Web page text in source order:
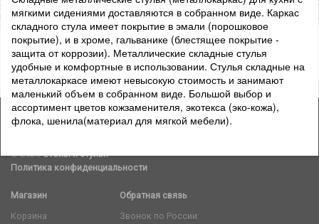
мягкими сидениями доставляются в собранном виде. Каркас
складного стула имеет покрытие в эмали (порошковое
покрытие), и в хроме, гальванике (блестящее покрытие -
защита от коррозии). Металлические складные стулья
удобные и комфортные в использовании. Стулья складные на
металлокаркасе имеют невысокую стоимость и занимают
маленький объем в собранном виде. Большой выбор и
ассортимент цветов кожзаменителя, экотекса (эко-кожа),
флока, шенила(материал для мягкой мебели).
© 2026Столы и стулья
Политика конфиденциальности
Магазин
Корзина
Обратная связь
Звонок по России: